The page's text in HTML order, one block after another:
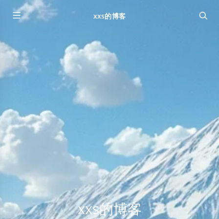
xxs的博客
xxs的博客